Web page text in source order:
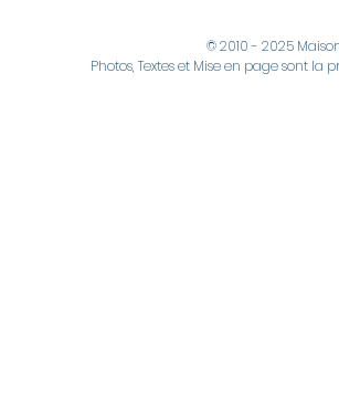
© 2010 - 2025
Photos, Textes et Mise en page sont